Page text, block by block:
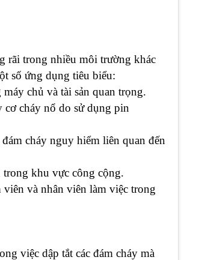
rãi trong nhiều môi trường khác
số ứng dụng tiêu biểu:
chủ và tài sản quan trọng.
cơ cháy nổ do sử dụng pin
cháy nguy hiểm liên quan đến
trong khu vực công cộng.
và nhân viên làm việc trong
việc dập tắt các đám cháy mà